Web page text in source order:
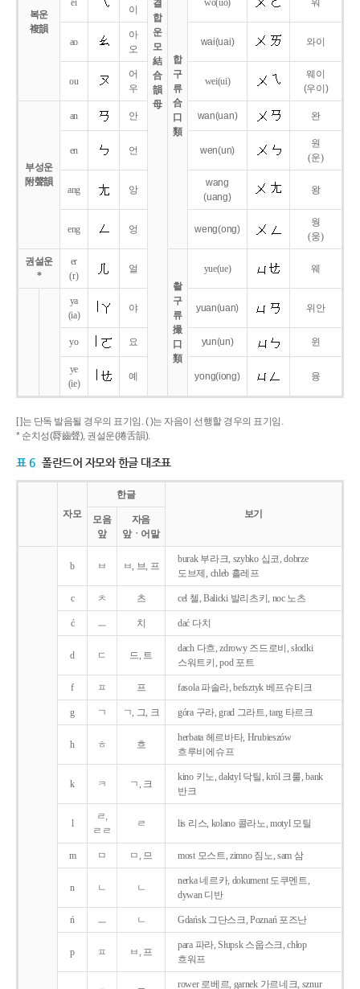
결
합
운
모
結
合
韻
母
복운
複韻
합
구
류
合
口
類
ei
이
wo(uo) 워
ao
아
오
wai(uai) 와이
ou
어
우
wei(ui)
웨이
(우이)
부성운
附聲韻
an 안 wan(uan) 완
en 언 wen(un)
원
(운)
ang 앙
wang
(uang)
왕
eng 엉 weng(ong)
웡
(웅)
권설운
*
er
(r)
얼
촬
구
류
撮
口
類
yue(ue) 웨
ya
(ia)
야 yuan(uan) 위안
yo 요 yun(un) 윈
ye
(ie)
예 yong(iong) 융
[ ]는 단독 발음될 경우의 표기임. ( )는 자음이 선행할 경우의 표기임.
* 순치성(脣齒聲), 권설운(捲舌韻).
표 6 폴란드어 자모와 한글 대조표
자모
한글
보기
모음
앞
자음
앞ㆍ어말
b ㅂ ㅂ, 브, 프
burak 부라크, szybko 십코, dobrze
도브제, chleb 흘레프
c ㅊ 츠 cel 첼, Balicki 발리츠키, noc 노츠
ć ㅡ 치 dać 다치
d ㄷ 드, 트
dach 다흐, zdrowy 즈드로비, słodki
스워트키, pod 포트
f ㅍ 프 fasola 파솔라, befsztyk 베프슈티크
g ㄱ ㄱ, 그, 크 góra 구라, grad 그라트, targ 타르크
h ㅎ 흐
herbata 헤르바타, Hrubieszów
흐루비에슈프
k ㅋ ㄱ, 크
kino 키노, daktyl 닥틸, król 크룰, bank
반크
l
ㄹ,
ㄹㄹ
ㄹ lis 리스, kolano 콜라노, motyl 모틸
m ㅁ ㅁ, 므 most 모스트, zimno 짐노, sam 삼
n ㄴ ㄴ
nerka 네르카, dokument 도쿠멘트,
dywan 디반
ń ㅡ ㄴ Gdańsk 그단스크, Poznań 포즈난
p ㅍ ㅂ, 프
para 파라, Słupsk 스웁스크, chłop
흐워프
rower 로베르, garnek 가르네크, sznur